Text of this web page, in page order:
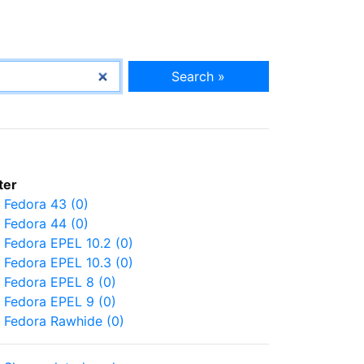
Search »
Fedora 43 (0)
Fedora 44 (0)
Fedora EPEL 10.2 (0)
Fedora EPEL 10.3 (0)
Fedora EPEL 8 (0)
Fedora EPEL 9 (0)
Fedora Rawhide (0)